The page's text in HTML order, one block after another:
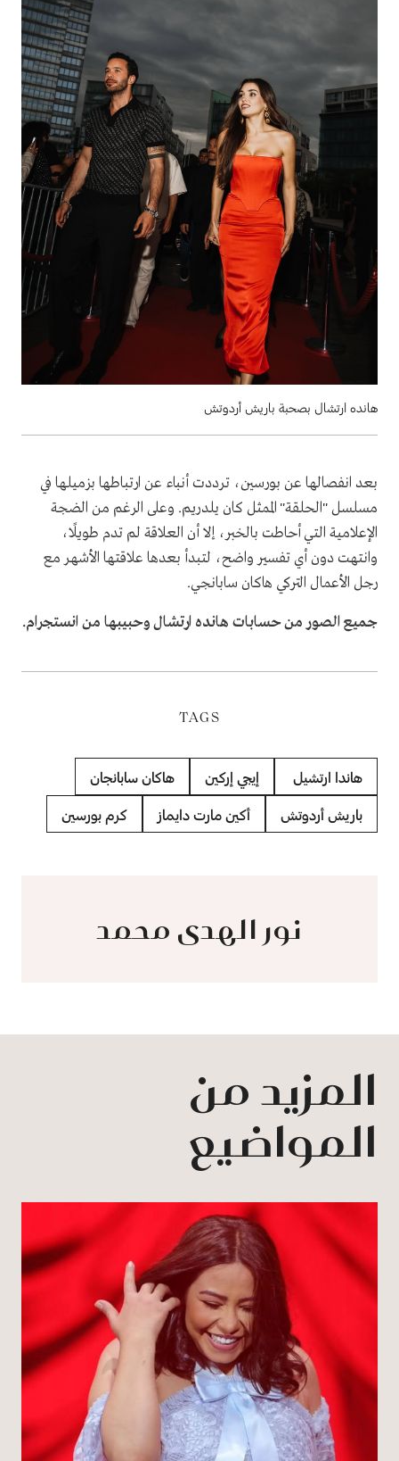
هانده ارتشال بصحبة باريش أردوتش
بعد انفصالها عن بورسين، ترددت أنباء عن ارتباطها بزميلها في
مسلسل "الحلقة" الممثل كان يلدريم. وعلى الرغم من الضجة
الإعلامية التي أحاطت بالخبر، إلا أن العلاقة لم تدم طويلًا،
وانتهت دون أي تفسير واضح، لتبدأ بعدها علاقتها الأشهر مع
رجل الأعمال التركي هاكان سابانجي.
جميع الصور من حسابات هانده ارتشال وحبيبها من انستجرام.
TAGS
هاندا ارتشيل إيجي إركين هاكان سابانجان
باريش أردوتش أكين مارت دايماز كرم بورسين
نور الهدى محمد
المزيد من
المواضيع